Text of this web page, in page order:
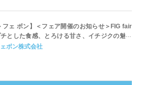
フェ ボン】＜フェア開催のお知らせ＞FIG fair
とした食感、とろける甘さ、イチジクの魅力
りと。新作を含め、イチジク尽くしの全4種が
20日（木）スタート
ボン株式会社